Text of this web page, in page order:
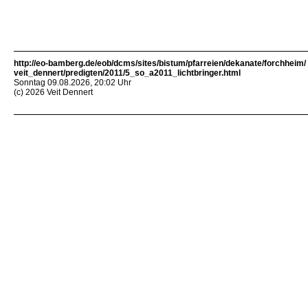
http://eo-bamberg.de/eob/dcms/sites/bistum/pfarreien/dekanate/forchheim/
veit_dennert/predigten/2011/5_so_a2011_lichtbringer.html
Sonntag 09.08.2026, 20:02 Uhr
(c) 2026 Veit Dennert